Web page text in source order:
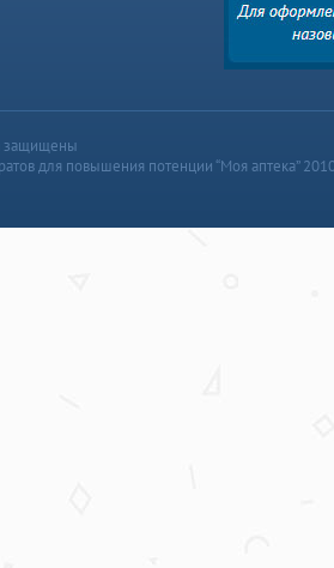
защищены
для повышения потенции “Моя аптека”